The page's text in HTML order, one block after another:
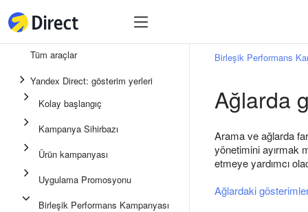
Araçlar
Mesajlaşma
Medya reklamı
Kampanya Sihirbazı
Ürün kampanyası
Tüm araçlar
Yandex Direct: gösterim yerleri
Kolay başlangıç
Kampanya Sihirbazı
Ürün kampanyası
Uygulama Promosyonu
Birleşik Performans Kampanyası
Birleşik Performans
Ağlarda
Arama ve ağlarda
yönetimini ayırmak
etmeye yardımcı
Ağlardaki